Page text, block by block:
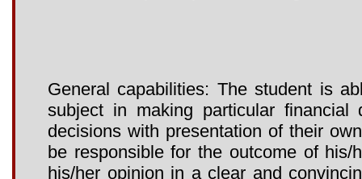
General capabilities: The student is
subject in making particular financial
decisions with presentation of their
be responsible for the outcome of
his/her opinion in a clear and